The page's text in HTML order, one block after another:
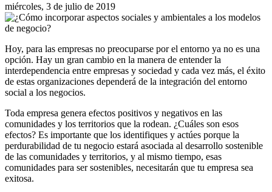
miércoles, 3 de julio de 2019
Hoy, para las empresas no preocuparse por el entorno ya no es una
opción. Hay un gran cambio en la manera de entender la
interdependencia entre empresas y sociedad y cada vez más, el éxito
de estas organizaciones dependerá de la integración del entorno
social a los negocios.
Toda empresa genera efectos positivos y negativos en las
comunidades y los territorios que la rodean. ¿Cuáles son esos
efectos? Es importante que los identifiques y actúes porque la
perdurabilidad de tu negocio estará asociada al desarrollo sostenible
de las comunidades y territorios, y al mismo tiempo, esas
comunidades para ser sostenibles, necesitarán que tu empresa sea
exitosa.